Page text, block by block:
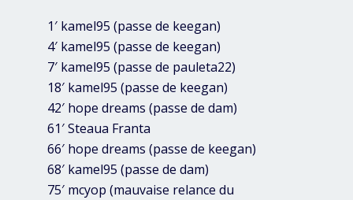
1′ kamel95 (passe de keegan)
4′ kamel95 (passe de keegan)
7′ kamel95 (passe de pauleta22)
18′ kamel95 (passe de keegan)
42′ hope dreams (passe de dam)
61′ Steaua Franta
66′ hope dreams (passe de keegan)
68′ kamel95 (passe de dam)
75′ mcyop (mauvaise relance du